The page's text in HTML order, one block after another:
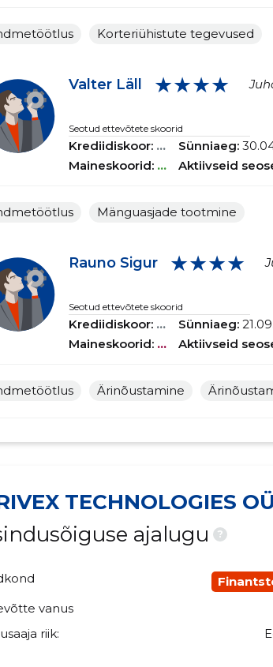
Korteriühistute tegevused
Valter Läll ★★★★
Seotud ettevõtete skoorid
Krediidiskoor: ...
Maineskoorid: ...
Sünniaeg:
Aktiivseid
Mänguasjade tootmine
Rauno Sigur ★★★★
Seotud ettevõtete skoorid
Krediidiskoor: ...
Maineskoorid: ...
Sünniaeg:
Aktiivseid
Ärinõustamine
TECHNOLOGIES
ajalugu
?
vanus
riik: